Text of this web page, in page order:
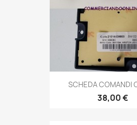
SCHEDA COMANDI
38,00 €